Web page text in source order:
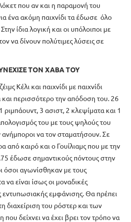
που αν και η παραμονή του
ένα ακόμη παιχνίδι τα έδωσε όλο
ίδια λογική και οι υπόλοιποι με
να δίνουν πολύτιμες λύσεις σε
ΤΟΝ ΧΑΒΑ ΤΟΥ
Κέλι και παιχνίδι με παιχνίδι
και περισσότερο την απόδοση του. 26
3 ασιστ, 2 κλεψίματα και 1
του με τους ψηλούς του
να τον σταματήσουν. Σε
από καιρό και ο Γουίλιαμς που με την
έδωσε σημαντικούς πόντους στην
όσοι αγωνίσθηκαν με τους
είναι ίσως οι μοναδικές
εμφάνισης. Θα πρέπει
διαχείριση του ρόστερ και των
δείχνει να έχει βρει τον τρόπο να